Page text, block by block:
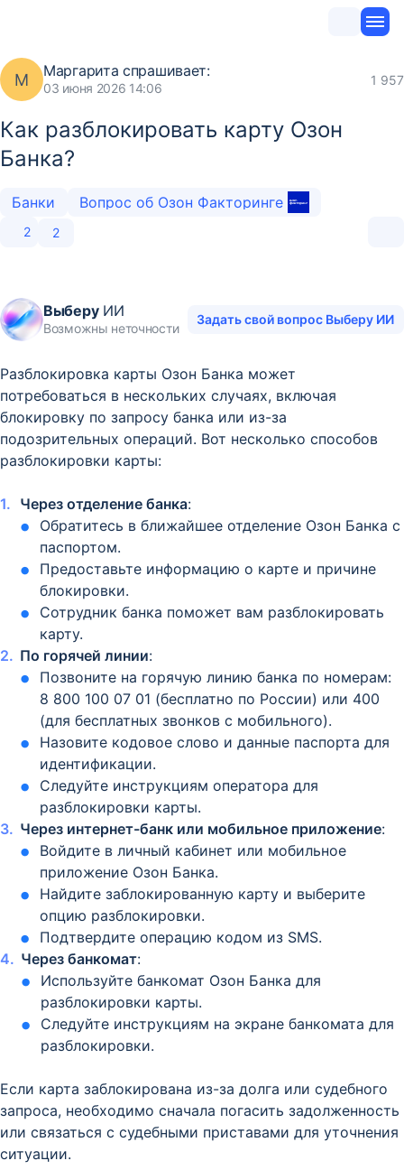
М Маргарита спрашивает:
03 июня 2026 14:06
1 957
Как разблокировать карту Озон
Банка?
Банки Вопрос об Озон Факторинге
2 2
ВыберуИИ
Возможны неточности
Задать свой вопрос Выберу ИИ
Разблокировка карты Озон Банка может
потребоваться в нескольких случаях, включая
блокировку по запросу банка или из-за
подозрительных операций. Вот несколько способов
разблокировки карты:
Через отделение банка:
Обратитесь в ближайшее отделение Озон Банка с
паспортом.
Предоставьте информацию о карте и причине
блокировки.
Сотрудник банка поможет вам разблокировать
карту.
По горячей линии:
Позвоните на горячую линию банка по номерам:
8 800 100 07 01 (бесплатно по России) или 400
(для бесплатных звонков с мобильного).
Назовите кодовое слово и данные паспорта для
идентификации.
Следуйте инструкциям оператора для
разблокировки карты.
Через интернет-банк или мобильное приложение:
Войдите в личный кабинет или мобильное
приложение Озон Банка.
Найдите заблокированную карту и выберите
опцию разблокировки.
Подтвердите операцию кодом из SMS.
Через банкомат:
Используйте банкомат Озон Банка для
разблокировки карты.
Следуйте инструкциям на экране банкомата для
разблокировки.
Если карта заблокирована из-за долга или судебного
запроса, необходимо сначала погасить задолженность
или связаться с судебными приставами для уточнения
ситуации.